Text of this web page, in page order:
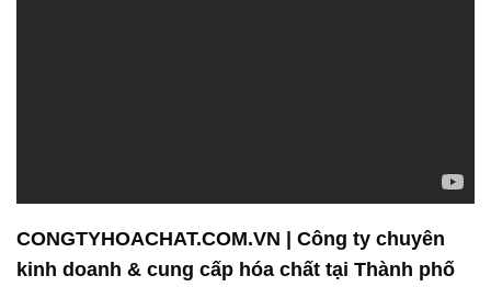
CONGTYHOACHAT.COM.VN | Công ty chuyên
kinh doanh & cung cấp hóa chất tại Thành phố